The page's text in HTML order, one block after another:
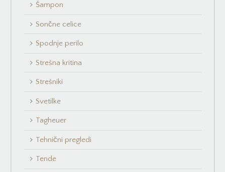
Šampon
Sončne celice
Spodnje perilo
Strešna kritina
Strešniki
Svetilke
Tagheuer
Tehnični pregledi
Tende